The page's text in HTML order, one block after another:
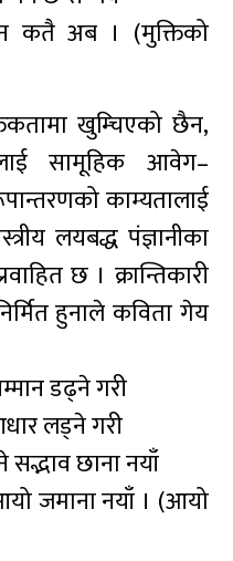
कतै अब । (मुक्तिको
खुम्चिएको छैन,
सामूहिक आवेग–
काम्यतालाई
लयबद्ध पंज्ञानीका
छ । क्रान्तिकारी
हुनाले कविता गेय
डढ्ने गरी
लड्ने गरी
छाना नयाँ
जमाना नयाँ । (आयो